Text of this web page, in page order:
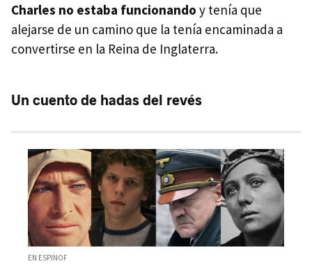
Charles no estaba funcionando y tenía que
alejarse de un camino que la tenía encaminada a
convertirse en la Reina de Inglaterra.
Un cuento de hadas del revés
EN ESPINOF